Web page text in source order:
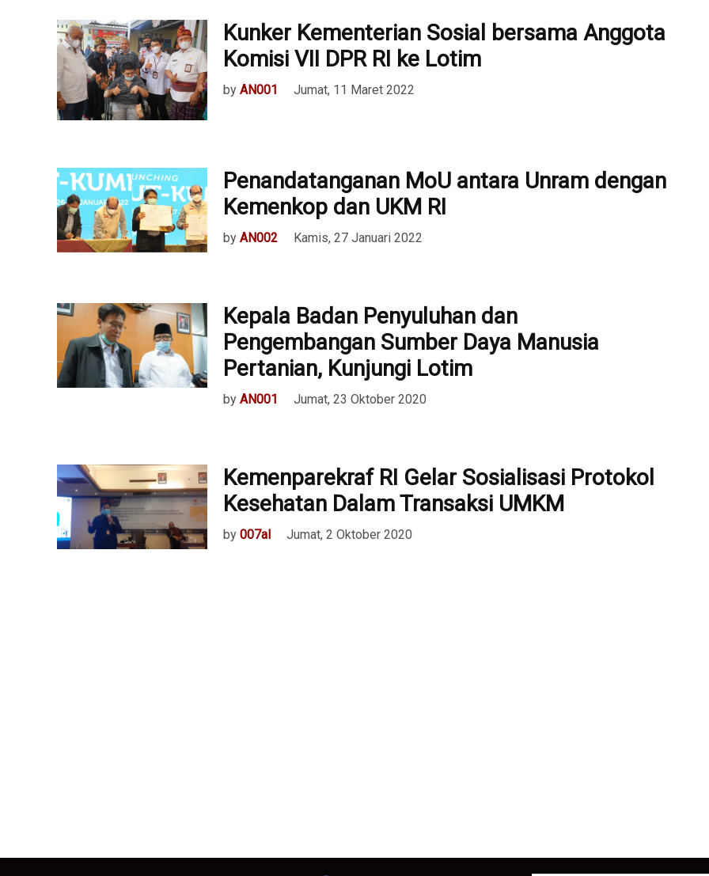
Kunker Kementerian Sosial bersama Anggota
Komisi VII DPR RI ke Lotim
by AN001 Jumat, 11 Maret 2022
Penandatanganan MoU antara Unram dengan
Kemenkop dan UKM RI
by AN002 Kamis, 27 Januari 2022
Kepala Badan Penyuluhan dan
Pengembangan Sumber Daya Manusia
Pertanian, Kunjungi Lotim
by AN001 Jumat, 23 Oktober 2020
Kemenparekraf RI Gelar Sosialisasi Protokol
Kesehatan Dalam Transaksi UMKM
by 007al Jumat, 2 Oktober 2020